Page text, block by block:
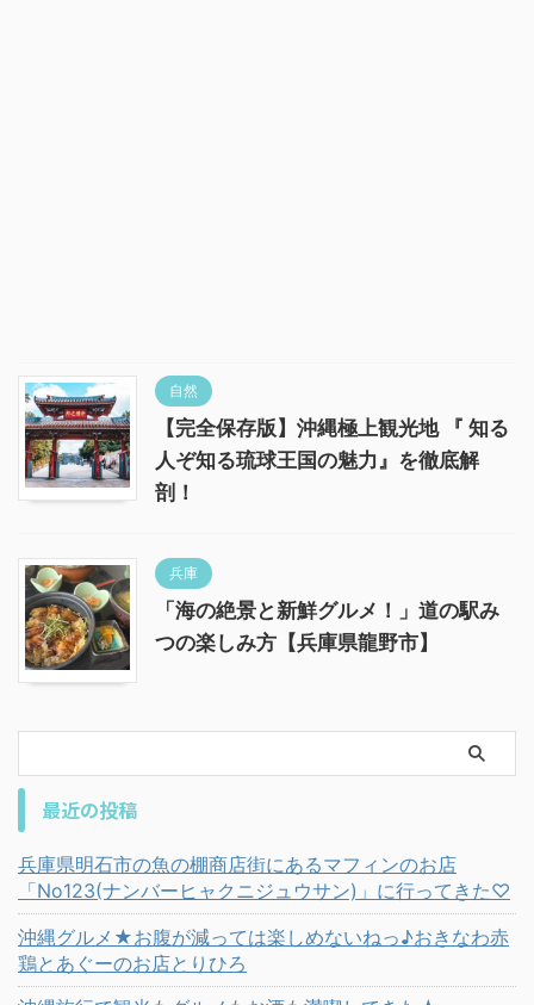
自然
【完全保存版】沖縄極上観光地 『 知る
人ぞ知る琉球王国の魅力』を徹底解
剖！
兵庫
「海の絶景と新鮮グルメ！」道の駅み
つの楽しみ方【兵庫県龍野市】
最近の投稿
兵庫県明石市の魚の棚商店街にあるマフィンのお店
「No123(ナンバーヒャクニジュウサン)」に行ってきた♡
沖縄グルメ★お腹が減っては楽しめないねっ♪おきなわ赤
鶏とあぐーのお店とりひろ